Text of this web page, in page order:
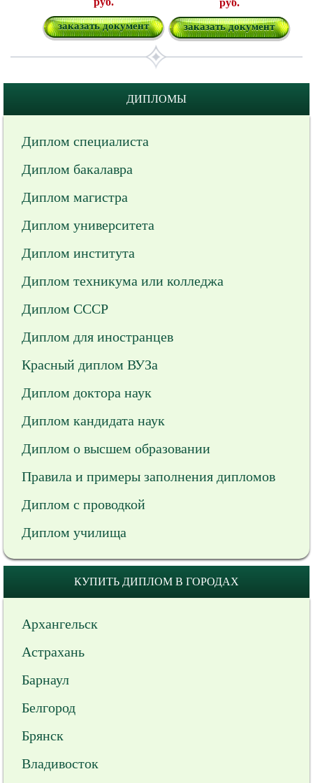
заказать документ
руб.
заказать документ
ДИПЛОМЫ
Диплом специалиста
Диплом бакалавра
Диплом магистра
Диплом университета
Диплом института
Диплом техникума или колледжа
Диплом СССР
Диплом для иностранцев
Красный диплом ВУЗа
Диплом доктора наук
Диплом кандидата наук
Диплом о высшем образовании
Правила и примеры заполнения дипломов
Диплом с проводкой
Диплом училища
КУПИТЬ ДИПЛОМ В ГОРОДАХ
Архангельск
Астрахань
Барнаул
Белгород
Брянск
Владивосток